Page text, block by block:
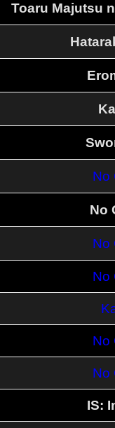
Toaru Majutsu
No
No
No
No
No
No
IS: